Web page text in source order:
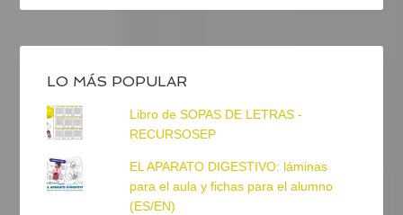
LO MÁS POPULAR
Libro de SOPAS DE LETRAS -
RECURSOSEP
EL APARATO DIGESTIVO: láminas
para el aula y fichas para el alumno
(ES/EN)